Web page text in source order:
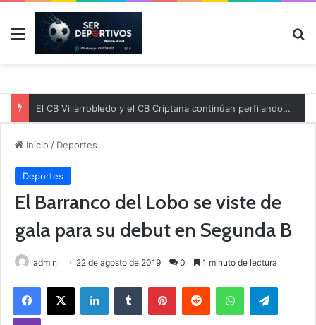
Menú
El CB Villarrobledo y el CB Criptana continúan perfilando sus plantillas
Inicio / Deportes
Deportes
El Barranco del Lobo se viste de
gala para su debut en Segunda B
admin 22 de agosto de 2019 0 1 minuto de lectura